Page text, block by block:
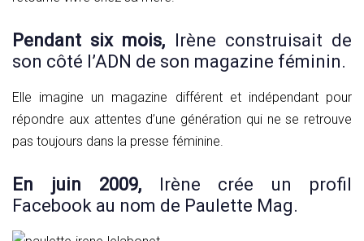
Pendant six mois, Irène construisait de
son côté l’ADN de son magazine féminin.
Elle imagine un magazine différent et indépendant pour
répondre aux attentes d’une génération qui ne se retrouve
pas toujours dans la presse féminine.
En juin 2009,Irène crée un profil
Facebook au nom de Paulette Mag.